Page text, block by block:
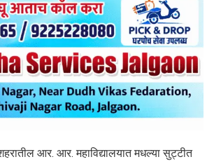
आर. आर. महाविद्यालयात मधल्या सुट्टीत